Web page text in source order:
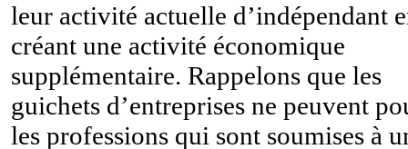
leur activité actuelle d’indépendant
créant une activité économique
supplémentaire. Rappelons que les
guichets d’entreprises ne peuvent
les professions qui sont soumises à